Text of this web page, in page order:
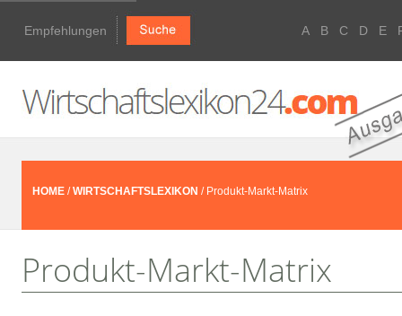
Empfehlungen A B C D E
HOME /WIRTSCHAFTSLEXIKON / Produkt-Markt-Matrix
Produkt-Markt-Matrix